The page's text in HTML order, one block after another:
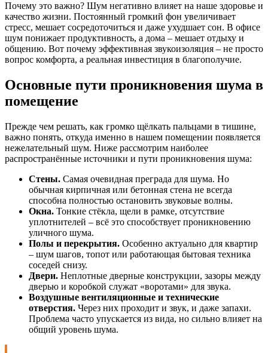
Почему это важно? Шум негативно влияет на наше здоровье и
качество жизни. Постоянный громкий фон увеличивает
стресс, мешает сосредоточиться и даже ухудшает сон. В офисе
шум понижает продуктивность, а дома – мешает отдыху и
общению. Вот почему эффективная звукоизоляция – не просто
вопрос комфорта, а реальная инвестиция в благополучие.
Основные пути проникновения шума в
помещение
Прежде чем решать, как громко щёлкать пальцами в тишине,
важно понять, откуда именно в нашем помещении появляется
нежелательный шум. Ниже рассмотрим наиболее
распространённые источники и пути проникновения шума:
Стены. Самая очевидная преграда для шума. Но
обычная кирпичная или бетонная стена не всегда
способна полностью остановить звуковые волны.
Окна. Тонкие стёкла, щели в рамке, отсутствие
уплотнителей – всё это способствует проникновению
уличного шума.
Полы и перекрытия. Особенно актуально для квартир
– шум шагов, топот или работающая бытовая техника
соседей снизу.
Двери. Неплотные дверные конструкции, зазоры между
дверью и коробкой служат «воротами» для звука.
Воздушные вентиляционные и технические
отверстия. Через них проходит и звук, и даже запахи.
Проблема часто упускается из вида, но сильно влияет на
общий уровень шума.